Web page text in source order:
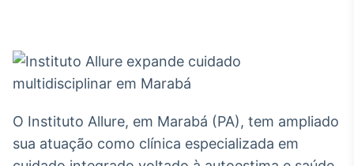
White Label
Plataforma para
conteúdos
personalizados
O Instituto Allure, em Marabá (PA), tem ampliado
sua atuação como clínica especializada em